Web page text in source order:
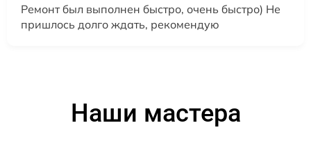
Ремонт был выполнен быстро, очень быстро) Не
пришлось долго ждать, рекомендую
Наши мастера